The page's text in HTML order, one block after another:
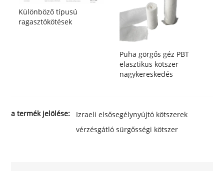
Különböző típusú
ragasztókötések
Puha görgős géz PBT
elasztikus kötszer
nagykereskedés
a termék jelölése:
Izraeli elsősegélynyújtó kötszerek
vérzésgátló sürgősségi kötszer